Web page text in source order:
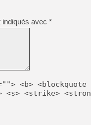
[Mo5] La mini borne
[GK] Atari renoue avec les
[GK] Le studio de FIFA
[GK] La PlayStation 1 en
[GK] Dawn of War 4 : les
[GK] CloverPit : l'héritier
[GK] Stellar Blade : Blood
[GK] Palworld Online est
[GK] Wuchang 2 : le souls-
[GK] Minecraft et ses «
avec *
<b> <blockquote
<s> <strike>